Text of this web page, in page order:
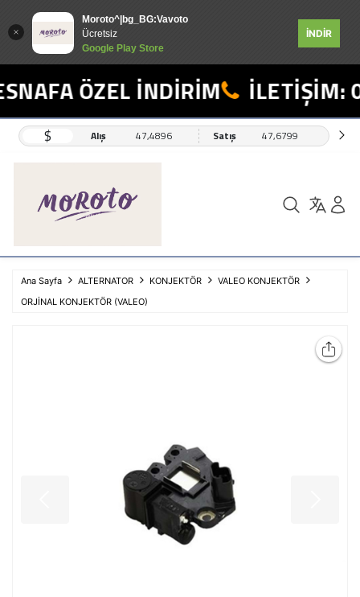
Moroto^|bg_BG:Vavoto
Ücretsiz
Google Play Store
İNDİR
ÖZEL İNDİRİM İLETİŞİM:
$ Alış 47,4896 Satış 47,6799
Ana Sayfa ALTERNATOR KONJEKTÖR
VALEO KONJEKTÖR
ORJİNAL KONJEKTÖR (VALEO)